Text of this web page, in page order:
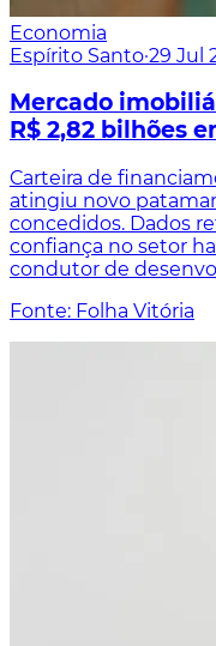
Economia
Espírito Santo·29 Jul
Mercado
R$ 2,82 bilhões
Carteira de
atingiu novo
concedidos. Dados
confiança no setor
condutor de
Fonte: Folha Vitória